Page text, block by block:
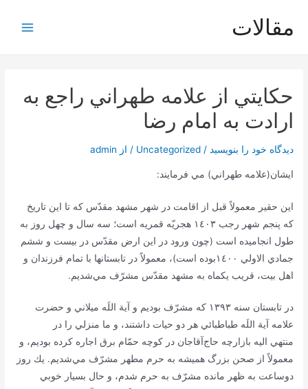
مقالات
حكايتي از علامه طهراني راجع به
ارادت به امام رضا
دیدگاه‌ خود را بنویسید /
Uncategorized / از admin
ايشان(علامه طهراني) مي فرمايند:
اين حقير معمولاً قبل از اقامت در شهر مشهد مقدّس كه تا اين تاريخ
كه پنجم شهر رجب ١٤٠٣ هجريّه قمريه است؛ سه سال و چهل روز به
طول انجاميده است (چون ورود در اين ارض مقدّس در بيست و ششم
جمادي الاولي ١٤٠٠بوده است)، معمولاً در تابستانها با تمام فرزندان و
اهل بيت، قريب يكماه به مشهد مقدّس مشرّف مي‌شديم.
در تابستان سنه ١٣٩٣ كه مشرّف بوديم و آية اللَه ميلاني و حضرت
علامه آية اللَه طباطبائي هر دو حيات داشتند، و ما منزلي را در
منتهي اليه بازارچه حاج‌آقا‌جان در كوچه حمّام برق اجاره كرده بوديم، و
معمولاً از صحن بزرگ هميشه به حرم مطهر مشرّف مي‌شديم. يك روز
دوساعت به ظهر مانده مشرّف به حرم شدم، و حال بسيار خوبي